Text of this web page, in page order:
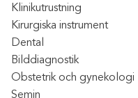
Klinikutrustning
Kirurgiska instrument
Dental
Bilddiagnostik
Obstetrik och gynekologi
Semin